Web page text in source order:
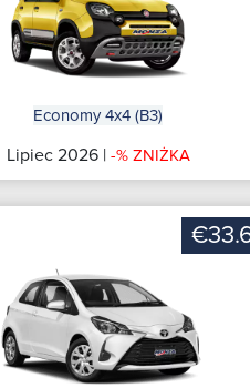
Economy 4x4 (B3)
Lipiec 2026 | -% ZNIŻKA